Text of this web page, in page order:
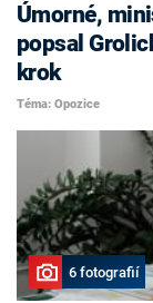
Úmorné,
popsal
krok
Téma: Opozice
6 fotografií